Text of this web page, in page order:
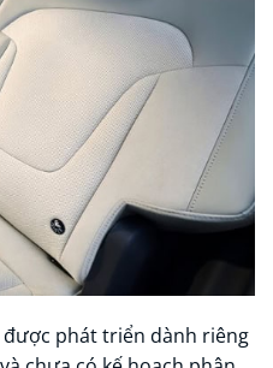
được phát triển dành riêng